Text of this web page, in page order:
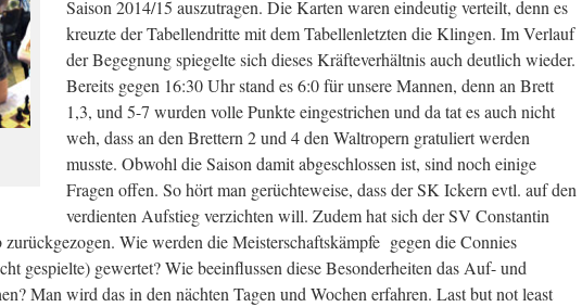
Saison 2014/15 auszutragen. Die Karten waren eindeutig verteilt, denn es
kreuzte der Tabellendritte mit dem Tabellenletzten die Klingen. Im Verlauf
der Begegnung spiegelte sich dieses Kräfteverhältnis auch deutlich wieder.
Bereits gegen 16:30 Uhr stand es 6:0 für unsere Mannen, denn an Brett
1,3, und 5-7 wurden volle Punkte eingestrichen und da tat es auch nicht
weh, dass an den Brettern 2 und 4 den Waltropern gratuliert werden
musste. Obwohl die Saison damit abgeschlossen ist, sind noch einige
Fragen offen. So hört man gerüchteweise, dass der SK Ickern evtl. auf den
verdienten Aufstieg verzichten will. Zudem hat sich der SV Constantin
zurückgezogen. Wie werden die Meisterschaftskämpfe gegen die Connies
gespielte) gewertet? Wie beeinflussen diese Besonderheiten das Auf- und
Man wird das in den nächten Tagen und Wochen erfahren. Last but not least